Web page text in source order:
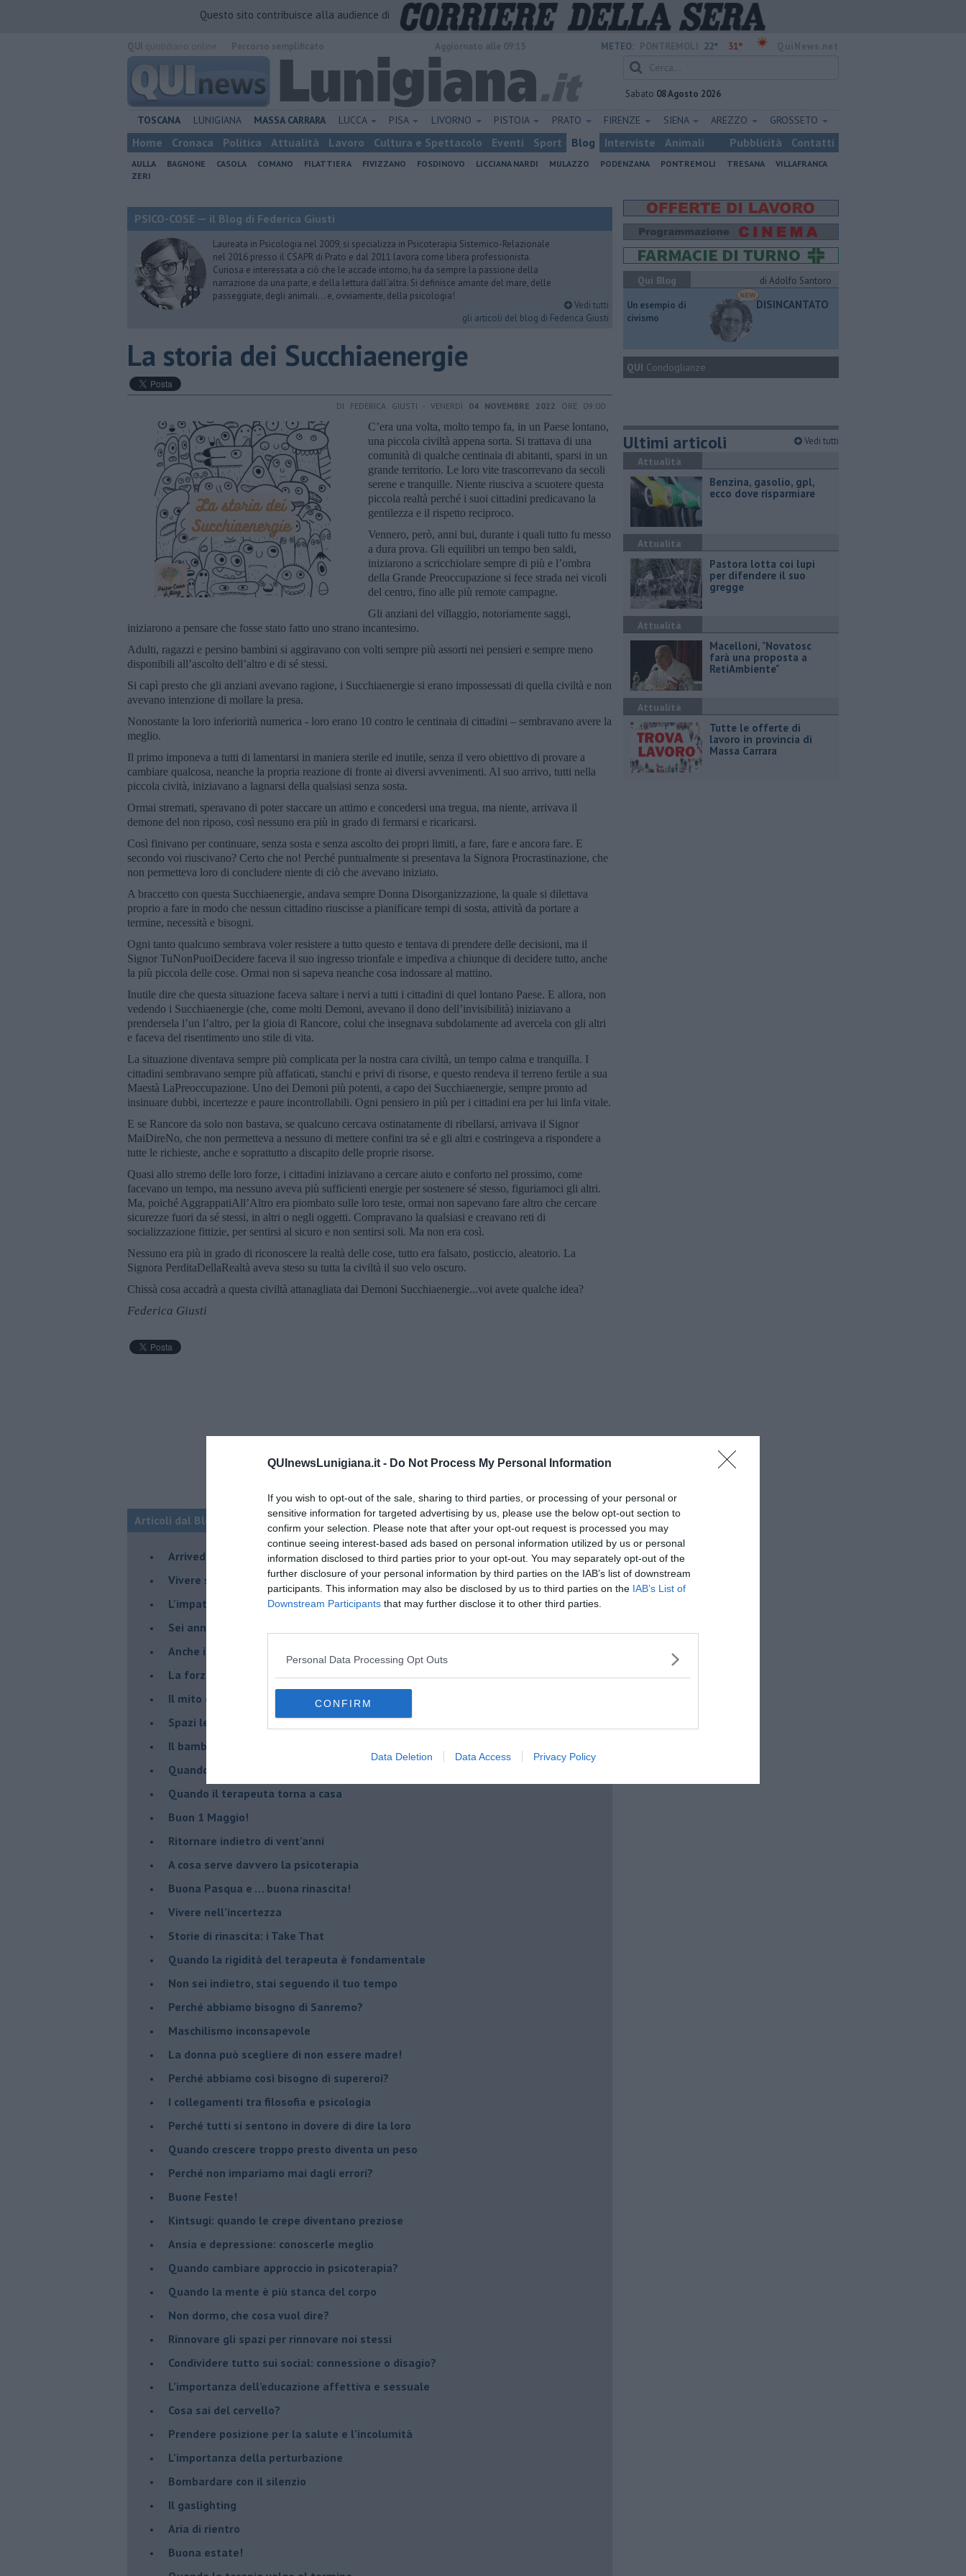
QUInewsLunigiana.it - Do Not Process My Personal Information
If you wish to opt-out of the sale, sharing to third parties, or processing of your personal or
sensitive information for targeted advertising by us, please use the below opt-out section to
confirm your selection. Please note that after your opt-out request is processed you may
continue seeing interest-based ads based on personal information utilized by us or personal
information disclosed to third parties prior to your opt-out. You may separately opt-out of the
further disclosure of your personal information by third parties on the IAB’s list of downstream
participants. This information may also be disclosed by us to third parties on the IAB’s List of
Downstream Participants that may further disclose it to other third parties.
Personal Data Processing Opt Outs
CONFIRM
Data Deletion Data Access Privacy Policy
Questo sito contribuisce alla audience di
METEO: 22° 31°
Sabato 08 Agosto 2026
TOSCANA LUNIGIANA MASSA CARRARA LUCCA PISA LIVORNO PISTOIA PRATO FIRENZE SIENA AREZZO GROSSETO
Home Cronaca Politica Attualità Lavoro Cultura e Spettacolo Eventi Sport Blog Interviste Animali Pubblicità Contatti
AULLA BAGNONE CASOLA COMANO FILATTIERA FIVIZZANO FOSDINOVO LICCIANA NARDI MULAZZO PODENZANA PONTREMOLI TRESANA
VILLAFRANCA
ZERI
PSICO-COSE — il Blog di Federica Giusti
Laureata in Psicologia nel 2009, si specializza in Psicoterapia Sistemico-Relazionale
nel 2016 presso il CSAPR di Prato e dal 2011 lavora come libera professionista.
Curiosa e interessata a ciò che le accade intorno, ha da sempre la passione della
narrazione da una parte, e della lettura dall’altra. Si definisce amante del mare, delle
passeggiate, degli animali… e, ovviamente, della psicologia!
Vedi tutti
gli articoli del blog di Federica Giusti
​La storia dei Succhiaenergie
DI FEDERICA GIUSTI - VENERDÌ 04 NOVEMBRE 2022 ORE 09:00
C’era una volta, molto tempo fa, in un Paese lontano,
una piccola civiltà appena sorta. Si trattava di una
comunità di qualche centinaia di abitanti, sparsi in un
grande territorio. Le loro vite trascorrevano da secoli
serene e tranquille. Niente riusciva a scuotere questa
piccola realtà perché i suoi cittadini predicavano la
gentilezza e il rispetto reciproco.
Vennero, però, anni bui, durante i quali tutto fu messo
a dura prova. Gli equilibri un tempo ben saldi,
iniziarono a scricchiolare sempre di più e l’ombra
della Grande Preoccupazione si fece strada nei vicoli
del centro, fino alle più remote campagne.
Gli anziani del villaggio, notoriamente saggi,
iniziarono a pensare che fosse stato fatto uno strano incantesimo.
Adulti, ragazzi e persino bambini si aggiravano con volti sempre più assorti nei pensieri e sempre meno
disponibili all’ascolto dell’altro e di sé stessi.
Si capì presto che gli anziani avevano ragione, i Succhiaenergie si erano impossessati di quella civiltà e non
avevano intenzione di mollare la presa.
Nonostante la loro inferiorità numerica - loro erano 10 contro le centinaia di cittadini – sembravano avere la
meglio.
Il primo imponeva a tutti di lamentarsi in maniera sterile ed inutile, senza il vero obiettivo di provare a
cambiare qualcosa, neanche la propria reazione di fronte ai diversi avvenimenti. Al suo arrivo, tutti nella
piccola cività, iniziavano a lagnarsi della qualsiasi senza sosta.
Ormai stremati, speravano di poter staccare un attimo e concedersi una tregua, ma niente, arrivava il
demone del non riposo, così nessuno era più in grado di fermarsi e ricaricarsi.
Così finivano per continuare, senza sosta e senza ascolto dei propri limiti, a fare, fare e ancora fare. E
secondo voi riuscivano? Certo che no! Perché puntualmente si presentava la Signora Procrastinazione, che
non permetteva loro di concludere niente di ciò che avevano iniziato.
A braccetto con questa Succhiaenergie, andava sempre Donna Disorganizzazione, la quale si dilettava
proprio a fare in modo che nessun cittadino riuscisse a pianificare tempi di sosta, attività da portare a
termine, necessità e bisogni.
Ogni tanto qualcuno sembrava voler resistere a tutto questo e tentava di prendere delle decisioni, ma il
Signor TuNonPuoiDecidere faceva il suo ingresso trionfale e impediva a chiunque di decidere tutto, anche
la più piccola delle cose. Ormai non si sapeva neanche cosa indossare al mattino.
Inutile dire che questa situazione faceva saltare i nervi a tutti i cittadini di quel lontano Paese. E allora, non
vedendo i Succhiaenergie (che, come molti Demoni, avevano il dono dell’invisibilità) iniziavano a
prendersela l’un l’altro, per la gioia di Rancore, colui che insegnava subdolamente ad avercela con gli altri
e faceva del risentimento uno stile di vita.
La situazione diventava sempre più complicata per la nostra cara civiltà, un tempo calma e tranquilla. I
cittadini sembravano sempre più affaticati, stanchi e privi di risorse, e questo rendeva il terreno fertile a sua
Maestà LaPreoccupazione. Uno dei Demoni più potenti, a capo dei Succhiaenergie, sempre pronto ad
insinuare dubbi, incertezze e paure incontrollabili. Ogni pensiero in più per i cittadini era per lui linfa vitale.
E se Rancore da solo non bastava, se qualcuno cercava ostinatamente di ribellarsi, arrivava il Signor
MaiDireNo, che non permetteva a nessuno di mettere confini tra sé e gli altri e costringeva a rispondere a
tutte le richieste, anche e soprattutto a discapito delle proprie risorse.
Quasi allo stremo delle loro forze, i cittadini iniziavano a cercare aiuto e conforto nel prossimo, come
facevano un tempo, ma nessuno aveva più sufficienti energie per sostenere sé stesso, figuriamoci gli altri.
Ma, poiché AggrappatiAll’Altro era piombato sulle loro teste, ormai non sapevano fare altro che cercare
sicurezze fuori da sé stessi, in altri o negli oggetti. Compravano la qualsiasi e creavano reti di
socializzazione fittizie, per sentirsi al sicuro e non sentirsi soli. Ma non era così.
Nessuno era più in grado di riconoscere la realtà delle cose, tutto era falsato, posticcio, aleatorio. La
Signora PerditaDellaRealtà aveva steso su tutta la civiltà il suo velo oscuro.
Chissà cosa accadrà a questa civiltà attanagliata dai Demoni Succhiaenergie...voi avete qualche idea?
Federica Giusti
Articoli dal Blog “Psico-cose” di Federica Giusti
​Arrivederci a settembre
​Vivere secondo la regola del QB (quanto basta)
​L'impatto delle alte temperature sull’umore
Sei anni di Psico-Cose
​Anche il terapeuta “sente”
​La forza silenziosa dell'impegno
​Il mito della madre leonessa
Spazi leggeri per tempi complessi
Il bambino, il marshmallow e il tempo
​Quando cambia il nome di una sindrome
​Quando il terapeuta torna a casa
​Buon 1 Maggio!
Ritornare indietro di vent’anni
​A cosa serve davvero la psicoterapia
​Buona Pasqua e … buona rinascita!
​Vivere nell’incertezza
​Storie di rinascita: i Take That
​Quando la rigidità del terapeuta è fondamentale
​Non sei indietro, stai seguendo il tuo tempo
​Perché abbiamo bisogno di Sanremo?
​Maschilismo inconsapevole
​La donna può scegliere di non essere madre!
​Perché abbiamo così bisogno di supereroi?
​I collegamenti tra filosofia e psicologia
​Perché tutti si sentono in dovere di dire la loro
​Quando crescere troppo presto diventa un peso
​Perché non impariamo mai dagli errori?
​Buone Feste!
​Kintsugi: quando le crepe diventano preziose
Ansia e depressione: conoscerle meglio
Quando cambiare approccio in psicoterapia?
​Quando la mente è più stanca del corpo
Non dormo, che cosa vuol dire?
​Rinnovare gli spazi per rinnovare noi stessi
​Condividere tutto sui social: connessione o disagio?
​L’importanza dell’educazione affettiva e sessuale
​Cosa sai del cervello?
Prendere posizione per la salute e l’incolumità
L’importanza della perturbazione
​Bombardare con il silenzio
Il gaslighting
Aria di rientro
Buona estate!
Qui Blog
di Adolfo Santoro
​Un esempio di
civismo
DISINCANTATO
QUI Condoglianze
Ultimi articoli Vedi tutti
Attualità
​Benzina, gasolio, gpl,
ecco dove risparmiare
Attualità
Pastora lotta coi lupi
per difendere il suo
gregge
Attualità
Macelloni, "Novatosc
farà una proposta a
RetiAmbiente"
Attualità
​Tutte le offerte di
lavoro in provincia di
Massa Carrara